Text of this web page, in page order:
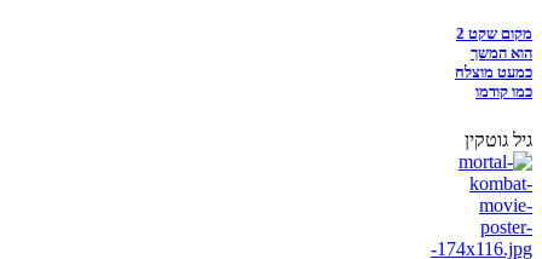
מקום שקט 2
הוא המשך
כמעט מוצלח
כמו קודמו
גיל גוטקין